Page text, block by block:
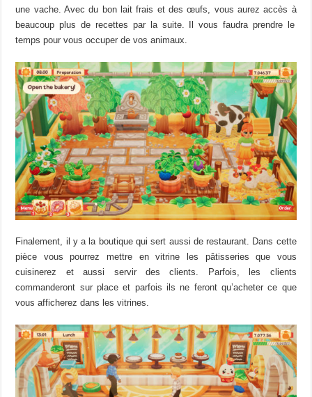
une vache. Avec du bon lait frais et des œufs, vous aurez accès à
beaucoup plus de recettes par la suite. Il vous faudraprendre le
temps pour vous occuper de vos animaux.
Finalement, il y a la boutique quisert aussi de restaurant. Dans cette
pièce vous pourrez mettre en vitrine les pâtisseries que vous
cuisinerez et aussi servir des clients.
Parfois,
les clients
commanderont sur place et parfois ils ne feront qu’acheter ce que
vous afficherez dans les vitrines.